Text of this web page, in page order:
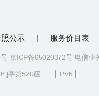
照公示 服务价目表
京ICP备05020372号 电信业
字第520函 IPV6